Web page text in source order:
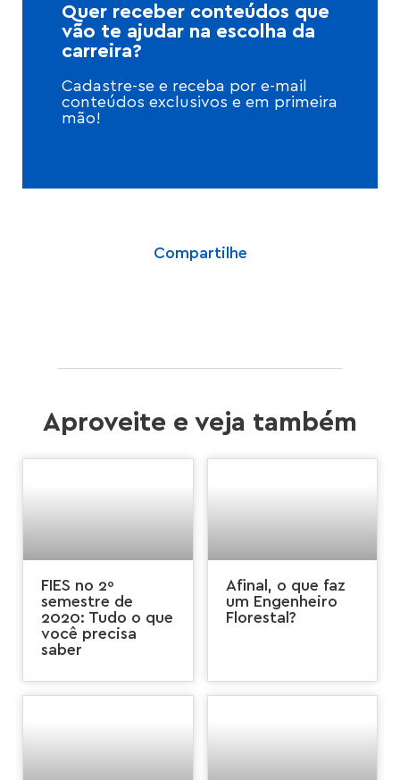
Quer receber conteúdos que
vão te ajudar na escolha da
carreira?
Cadastre-se e receba por e-mail
conteúdos exclusivos e em primeira
mão!
Compartilhe
Aproveite e veja também
FIES no 2º
semestre de
2020: Tudo o que
você precisa
saber
Afinal, o que faz
um Engenheiro
Florestal?